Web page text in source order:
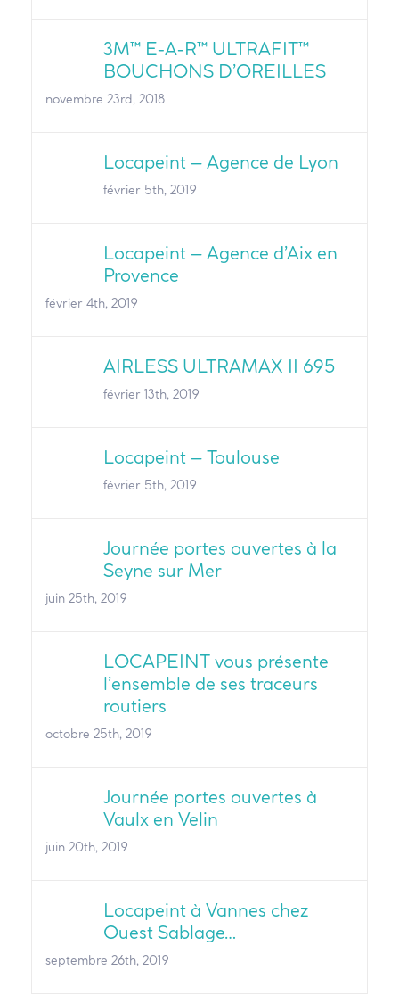
3M™ E-A-R™ ULTRAFIT™
BOUCHONS D’OREILLES
novembre 23rd, 2018
Locapeint – Agence de Lyon
février 5th, 2019
Locapeint – Agence d’Aix en
Provence
février 4th, 2019
AIRLESS ULTRAMAX II 695
février 13th, 2019
Locapeint – Toulouse
février 5th, 2019
Journée portes ouvertes à la
Seyne sur Mer
juin 25th, 2019
LOCAPEINT vous présente
l’ensemble de ses traceurs
routiers
octobre 25th, 2019
Journée portes ouvertes à
Vaulx en Velin
juin 20th, 2019
Locapeint à Vannes chez
Ouest Sablage…
septembre 26th, 2019